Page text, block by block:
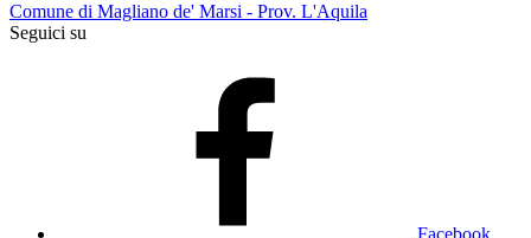
Comune di Magliano de' Marsi - Prov. L'Aquila
Seguici su
Facebook